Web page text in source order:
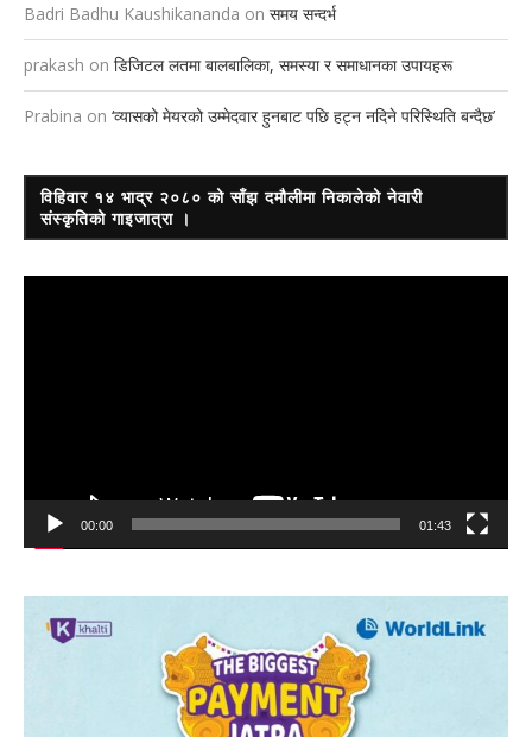
Badri Badhu Kaushikananda on समय सन्दर्भ
prakash on डिजिटल लतमा बालबालिका, समस्या र समाधानका उपायहरू
Prabina on ‘व्यासको मेयरको उम्मेदवार हुनबाट पछि हट्न नदिने परिस्थिति बन्दैछ’
विहिवार १४ भाद्र २०८० को साँझ दमौलीमा निकालेको नेवारी
संस्कृतिको गाइजात्रा ।
00:00 01:43